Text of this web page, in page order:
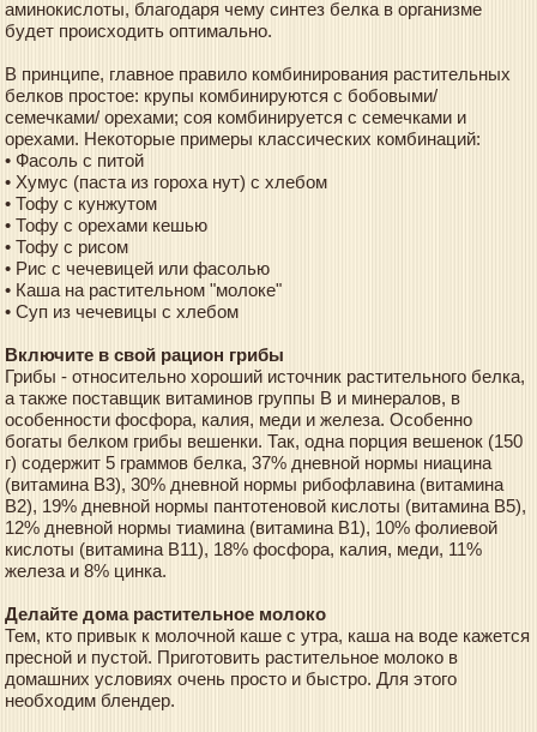
аминокислоты, благодаря чему синтез белка в организме
будет происходить оптимально.
В принципе, главное правило комбинирования растительных
белков простое: крупы комбинируются с бобовыми/
семечками/ орехами; соя комбинируется с семечками и
орехами. Некоторые примеры классических комбинаций:
• Фасоль с питой
• Хумус (паста из гороха нут) с хлебом
• Тофу с кунжутом
• Тофу с орехами кешью
• Тофу с рисом
• Рис с чечевицей или фасолью
• Каша на растительном "молоке"
• Суп из чечевицы с хлебом
Включите в свой рацион грибы
Грибы - относительно хороший источник растительного белка,
а также поставщик витаминов группы В и минералов, в
особенности фосфора, калия, меди и железа. Особенно
богаты белком грибы вешенки. Так, одна порция вешенок (150
г) содержит 5 граммов белка, 37% дневной нормы ниацина
(витамина В3), 30% дневной нормы рибофлавина (витамина
В2), 19% дневной нормы пантотеновой кислоты (витамина В5),
12% дневной нормы тиамина (витамина В1), 10% фолиевой
кислоты (витамина В11), 18% фосфора, калия, меди, 11%
железа и 8% цинка.
Делайте дома растительное молоко
Тем, кто привык к молочной каше с утра, каша на воде кажется
пресной и пустой. Приготовить растительное молоко в
домашних условиях очень просто и быстро. Для этого
необходим блендер.